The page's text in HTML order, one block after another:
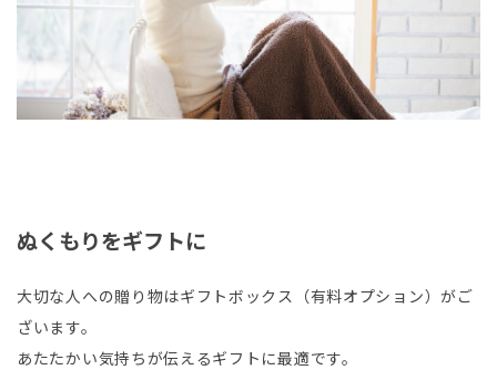
ぬくもりをギフトに
大切な人への贈り物はギフトボックス（有料オプション）がご
ざいます。
あたたかい気持ちが伝えるギフトに最適です。